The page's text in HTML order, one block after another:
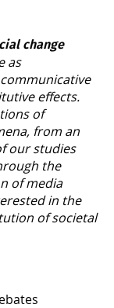
change
as
effects.
of
from an
our studies
the
of media
in the
of societal